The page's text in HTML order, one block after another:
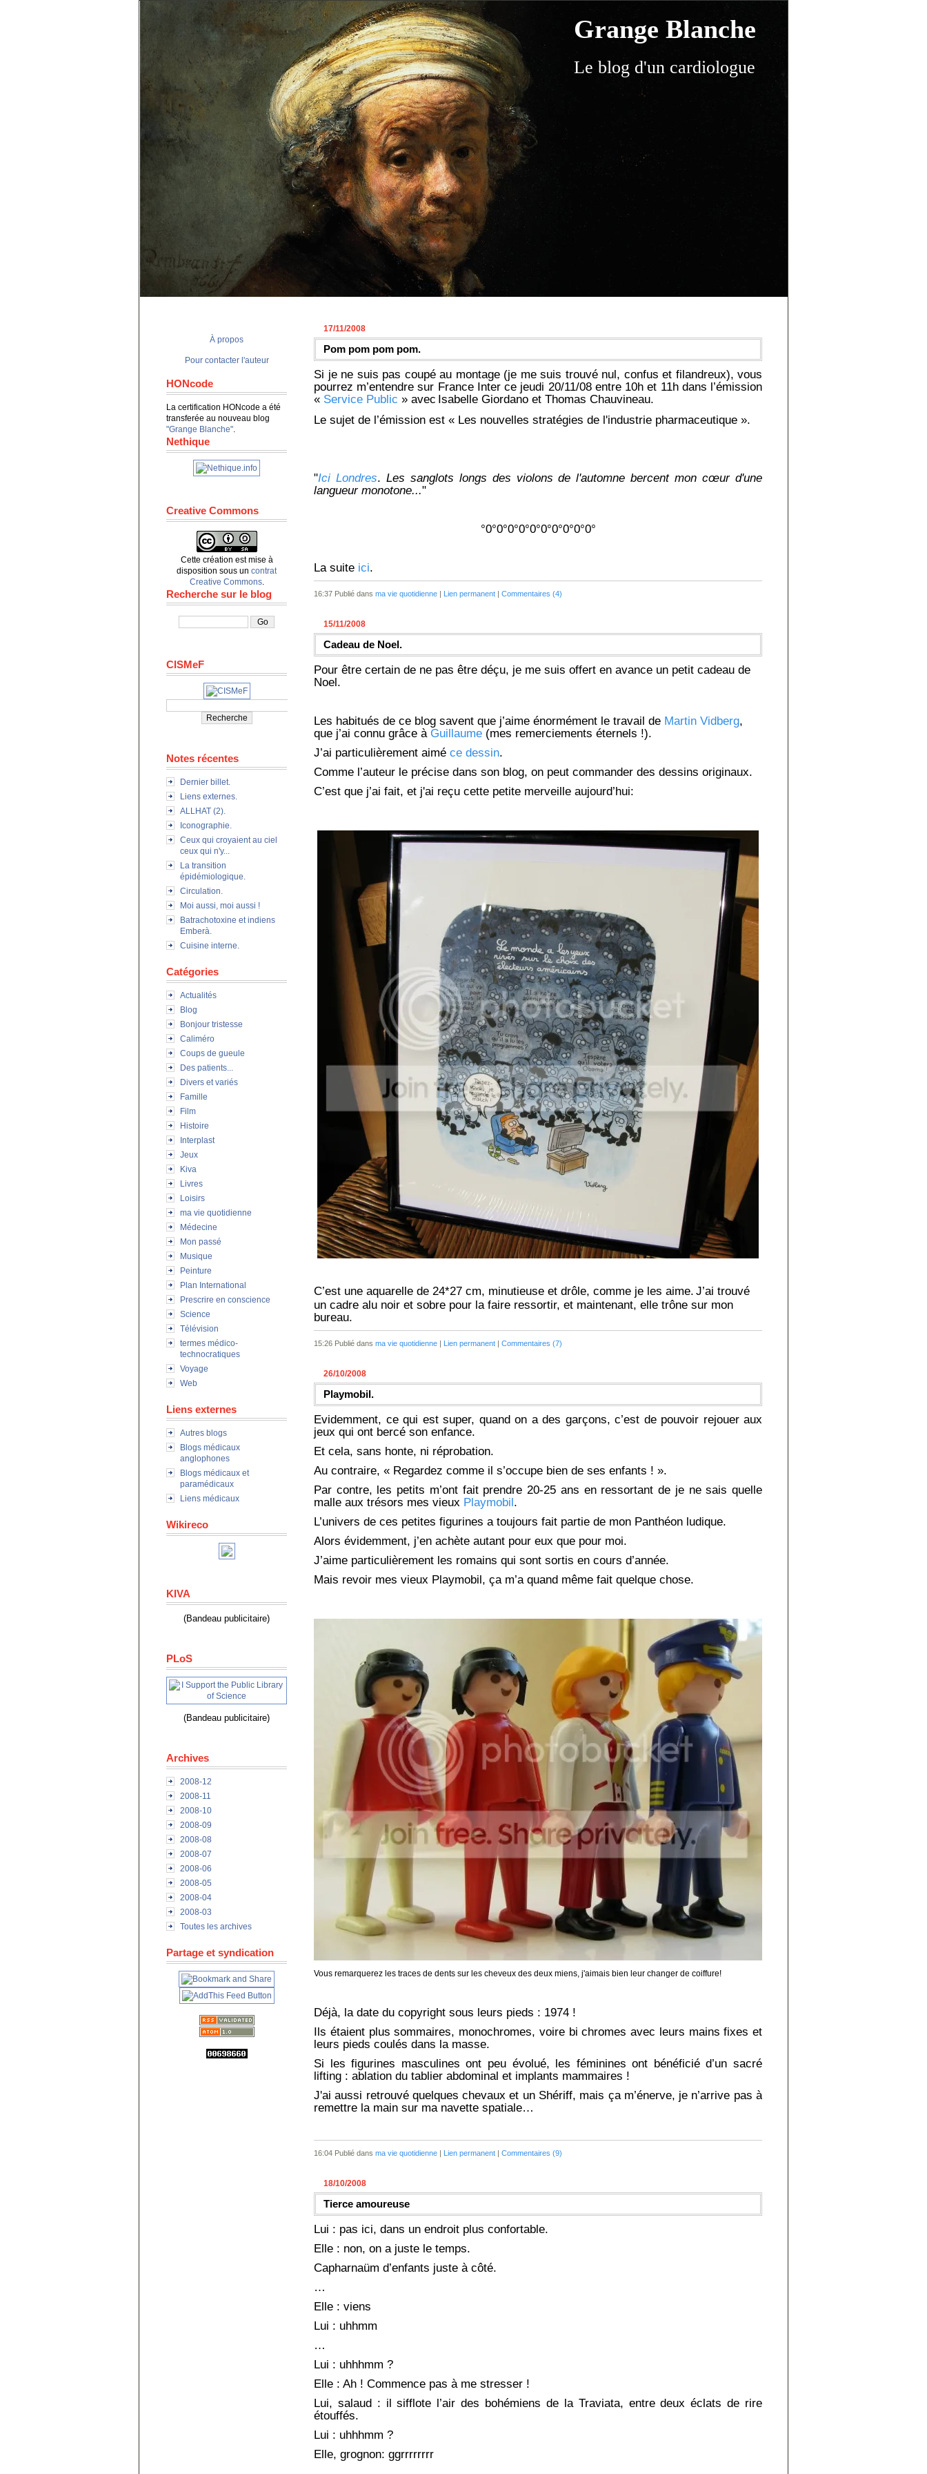
Grange Blanche
Le blog d'un cardiologue
À propos
Pour contacter l'auteur
HONcode
La certification HONcode a été
transferée au nouveau blog
"Grange Blanche".
Nethique
Creative Commons
Cette création est mise à
disposition sous un contrat
Creative Commons.
Recherche sur le blog
CISMeF
Notes récentes
Dernier billet.
Liens externes.
ALLHAT (2).
Iconographie.
Ceux qui croyaient au ciel
ceux qui n'y...
La transition
épidémiologique.
Circulation.
Moi aussi, moi aussi !
Batrachotoxine et indiens
Emberà.
Cuisine interne.
Catégories
Actualités
Blog
Bonjour tristesse
Caliméro
Coups de gueule
Des patients...
Divers et variés
Famille
Film
Histoire
Interplast
Jeux
Kiva
Livres
Loisirs
ma vie quotidienne
Médecine
Mon passé
Musique
Peinture
Plan International
Prescrire en conscience
Science
Télévision
termes médico-
technocratiques
Voyage
Web
Liens externes
Autres blogs
Blogs médicaux
anglophones
Blogs médicaux et
paramédicaux
Liens médicaux
Wikireco
KIVA
(Bandeau publicitaire)
PLoS
(Bandeau publicitaire)
Archives
2008-12
2008-11
2008-10
2008-09
2008-08
2008-07
2008-06
2008-05
2008-04
2008-03
Toutes les archives
Partage et syndication
17/11/2008
Pom pom pom pom.
Si je ne suis pas coupé au montage (je me suis trouvé nul, confus et filandreux), vous
pourrez m’entendre sur France Inter ce jeudi 20/11/08 entre 10h et 11h dans l’émission
« Service Public » avec Isabelle Giordano et Thomas Chauvineau.
Le sujet de l’émission est « Les nouvelles stratégies de l'industrie pharmaceutique ».
"Ici Londres. Les sanglots longs des violons de l'automne bercent mon cœur d'une
langueur monotone..."
°0°0°0°0°0°0°0°0°0°0°
La suite ici.
16:37 Publié dans ma vie quotidienne | Lien permanent | Commentaires (4)
15/11/2008
Cadeau de Noel.
Pour être certain de ne pas être déçu, je me suis offert en avance un petit cadeau de
Noel.
Les habitués de ce blog savent que j’aime énormément le travail de Martin Vidberg,
que j’ai connu grâce à Guillaume (mes remerciements éternels !).
J’ai particulièrement aimé ce dessin.
Comme l’auteur le précise dans son blog, on peut commander des dessins originaux.
C’est que j’ai fait, et j'ai reçu cette petite merveille aujourd’hui:
C’est une aquarelle de 24*27 cm, minutieuse et drôle, comme je les aime. J’ai trouvé
un cadre alu noir et sobre pour la faire ressortir, et maintenant, elle trône sur mon
bureau.
15:26 Publié dans ma vie quotidienne | Lien permanent | Commentaires (7)
26/10/2008
Playmobil.
Evidemment, ce qui est super, quand on a des garçons, c’est de pouvoir rejouer aux
jeux qui ont bercé son enfance.
Et cela, sans honte, ni réprobation.
Au contraire, « Regardez comme il s’occupe bien de ses enfants ! ».
Par contre, les petits m’ont fait prendre 20-25 ans en ressortant de je ne sais quelle
malle aux trésors mes vieux Playmobil.
L’univers de ces petites figurines a toujours fait partie de mon Panthéon ludique.
Alors évidemment, j’en achète autant pour eux que pour moi.
J’aime particulièrement les romains qui sont sortis en cours d’année.
Mais revoir mes vieux Playmobil, ça m’a quand même fait quelque chose.
Vous remarquerez les traces de dents sur les cheveux des deux miens, j'aimais bien leur changer de coiffure!
Déjà, la date du copyright sous leurs pieds : 1974 !
Ils étaient plus sommaires, monochromes, voire bi chromes avec leurs mains fixes et
leurs pieds coulés dans la masse.
Si les figurines masculines ont peu évolué, les féminines ont bénéficié d’un sacré
lifting : ablation du tablier abdominal et implants mammaires !
J'ai aussi retrouvé quelques chevaux et un Shériff, mais ça m’énerve, je n’arrive pas à
remettre la main sur ma navette spatiale…
16:04 Publié dans ma vie quotidienne | Lien permanent | Commentaires (9)
18/10/2008
Tierce amoureuse
Lui : pas ici, dans un endroit plus confortable.
Elle : non, on a juste le temps.
Capharnaüm d’enfants juste à côté.
…
Elle : viens
Lui : uhhmm
…
Lui : uhhhmm ?
Elle : Ah ! Commence pas à me stresser !
Lui, salaud : il sifflote l’air des bohémiens de la Traviata, entre deux éclats de rire
étouffés.
Lui : uhhhmm ?
Elle, grognon: ggrrrrrrrr